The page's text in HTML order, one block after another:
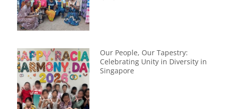
Our People, Our Tapestry:
Celebrating Unity in Diversity in
Singapore